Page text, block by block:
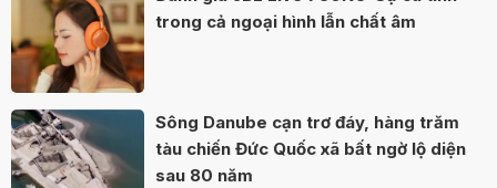
trong cả ngoại hình lẫn chất âm
Sông Danube cạn trơ đáy, hàng trăm
tàu chiến Đức Quốc xã bất ngờ lộ diện
sau 80 năm